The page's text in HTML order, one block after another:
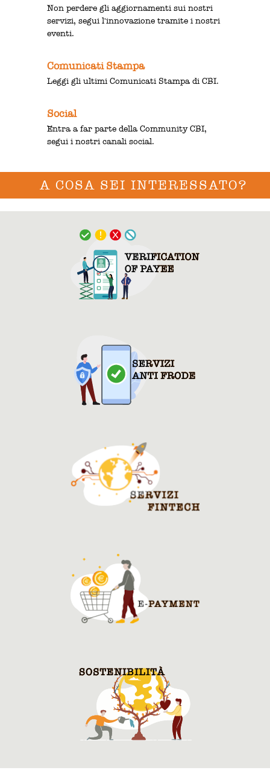
Non perdere gli aggiornamenti sui nostri
servizi, segui l'innovazione tramite i nostri
eventi.
Comunicati Stampa
Leggi gli ultimi Comunicati Stampa di CBI.
Social
Entra a far parte della Community CBI,
segui i nostri canali social.
A COSA SEI INTERESSATO?